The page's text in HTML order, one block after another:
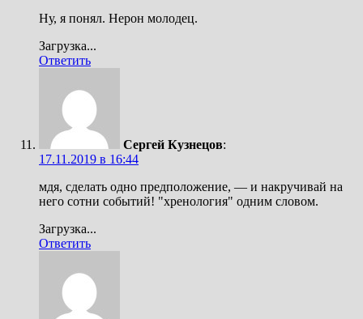
Ну, я понял. Нерон молодец.
Загрузка...
Ответить
Сергей Кузнецов:
17.11.2019 в 16:44
мдя, сделать одно предположение, — и накручивай на
него сотни событий! "хренология" одним словом.
Загрузка...
Ответить